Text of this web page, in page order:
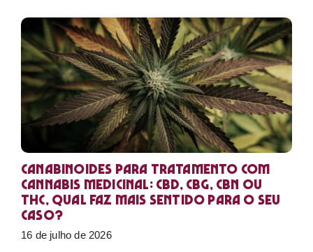
Canabinoides para tratamento com
cannabis medicinal: CBD, CBG, CBN ou
THC, qual faz mais sentido para o seu
caso?
16 de julho de 2026